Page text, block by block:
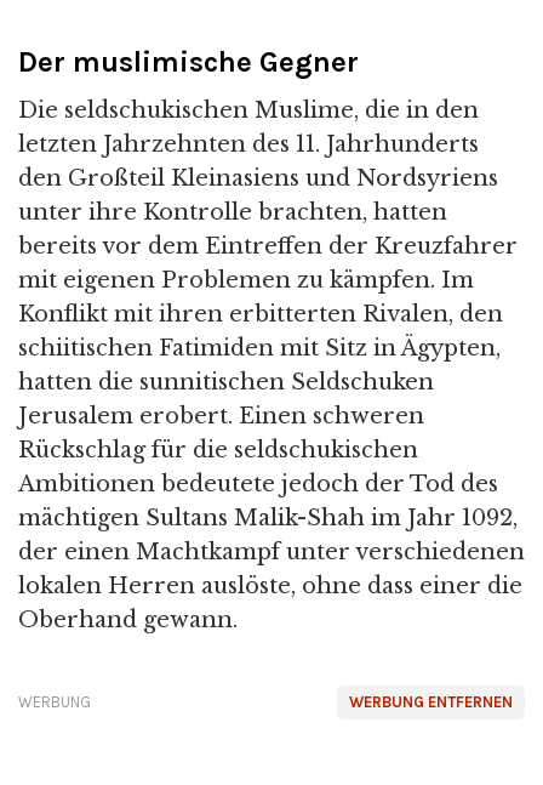
Der muslimische Gegner
Die seldschukischen Muslime, die in den
letzten Jahrzehnten des 11. Jahrhunderts
den Großteil Kleinasiens und Nordsyriens
unter ihre Kontrolle brachten, hatten
bereits vor dem Eintreffen der Kreuzfahrer
mit eigenen Problemen zu kämpfen. Im
Konflikt mit ihren erbitterten Rivalen, den
schiitischen Fatimiden mit Sitz in Ägypten,
hatten die sunnitischen Seldschuken
Jerusalem erobert. Einen schweren
Rückschlag für die seldschukischen
Ambitionen bedeutete jedoch der Tod des
mächtigen Sultans Malik-Shah im Jahr 1092,
der einen Machtkampf unter verschiedenen
lokalen Herren auslöste, ohne dass einer die
Oberhand gewann.
WERBUNG ENTFERNEN
WERBUNG